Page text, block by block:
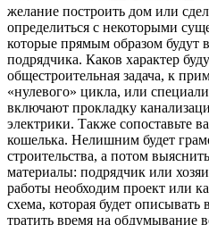
желание построить дом или
определиться с некоторыми
которые прямым образом будут
подрядчика. Каков характер
общестроительная задача, к
«нулевого» цикла, или
включают прокладку
электрики. Также сопоставьте
кошелька. Нелишним будет
строительства, а потом
материалы: подрядчик или
работы необходим проект или
схема, которая будет
тратить время на обдумывание